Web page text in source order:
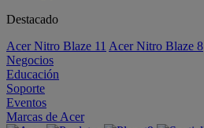
Destacado
Acer Nitro Blaze 11 Acer Nitro Blaze 8
Negocios
Educación
Soporte
Eventos
Marcas de Acer